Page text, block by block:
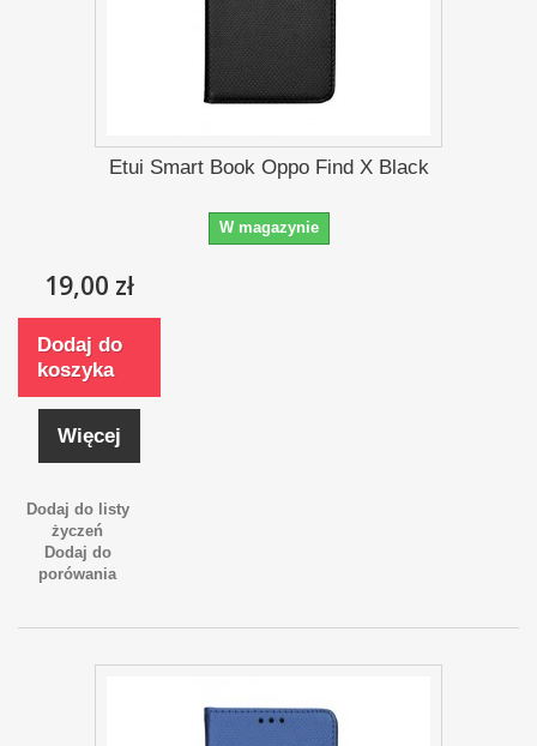
Etui Smart Book Oppo Find X Black
W magazynie
19,00 zł
Dodaj do
koszyka
Więcej
Dodaj do listy
życzeń
Dodaj do
porówania